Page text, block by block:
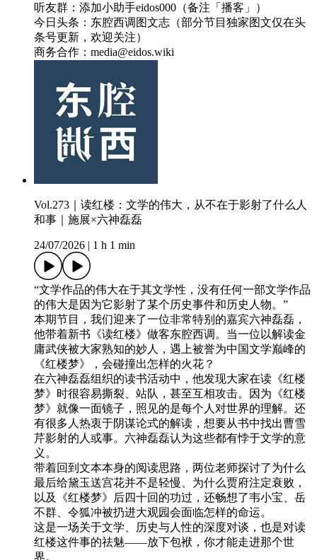
听友群：添加小助手eidos000（备注「播客」）
今日头条：东腔西调图文志（部分节目独家图文仅在头
条号更新，欢迎关注）
商务合作：media@eidos.wiki
Vol.273｜读红楼：文学的伟大，从不在于影射了什么人
和事｜施展×六神磊磊
24/07/2026 1 h 1 min
“文学作品的伟大在于其文学性，没有任何一部文学作品
的伟大是因为它影射了某个历史事件和历史人物。”
本期节目，我们迎来了一位非常特别的嘉宾六神磊磊，
他带着新书《读红楼》做客东腔西调。当一位以解读金
庸武侠被大家熟知的妙人，遇上被誉为中国文学巅峰的
《红楼梦》，会碰撞出怎样的火花？
在六神磊磊组织的读书活动中，他发现大家在读《红楼
梦》时很容易撕裂、站队，甚至互相攻击。因为《红楼
梦》就像一面镜子，照见的是每个人对世界的理解。还
有很多人热衷于阴谋论式的解读，想要从书中找出曹雪
芹影射的人或事。六神磊磊认为这些都有悖于文学的意
义。
带着回到文本本身的阅读思路，两位老师探讨了为什么
最后给黛玉送宫花并不是轻慢、为什么贾府注定衰败，
以及《红楼梦》后四十回的功过，还畅想了韦小宝、岳
不群、令狐冲被扔进大观园会面临怎样的命运。
这是一场关于文学、历史与人性的深度对谈，也是对读
红楼这件事的祛魅——放下包袱，你才能走进那个世
界。